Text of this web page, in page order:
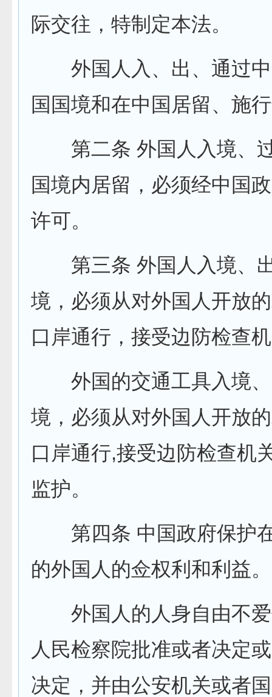
际交往，特制定本法。
外国人入、出、通过中
国国境和在中国居留、施
第二条 外国人入境、
国境内居留，必须经中国
许可。
第三条 外国人入境、
境，必须从对外国人开放
口岸通行，接受边防检查
外国的交通工具入境、
境，必须从对外国人开放
口岸通行,接受边防检查机
监护。
第四条 中国政府保护
的外国人的佥权利和利益。
外国人的人身自由不爱
人民检察院批准或者决定
决定，并由公安机关或者